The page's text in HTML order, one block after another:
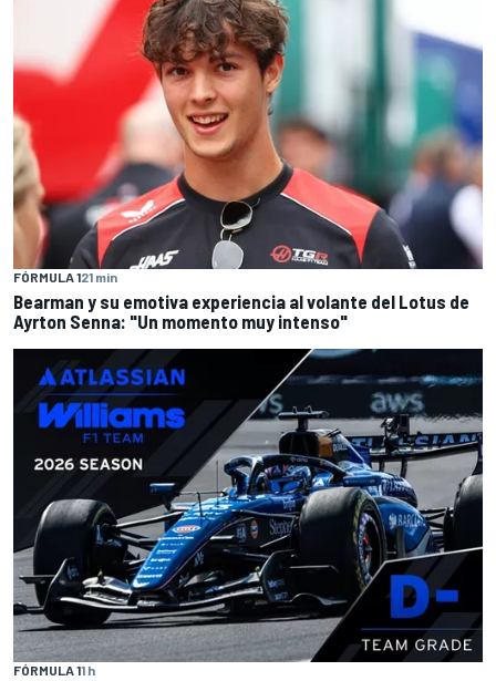
FÓRMULA 121 min
Bearman y su emotiva experiencia al volante del Lotus de
Ayrton Senna: "Un momento muy intenso"
FÓRMULA 11 h